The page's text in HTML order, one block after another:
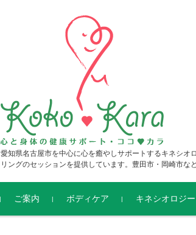
愛知県名古屋市を中心に心を癒やしサポートするキネシ
リングのセッションを提供しています。豊田市・岡崎市な
コンテンツに移動
ご案内
ボディケア キネシオロジ